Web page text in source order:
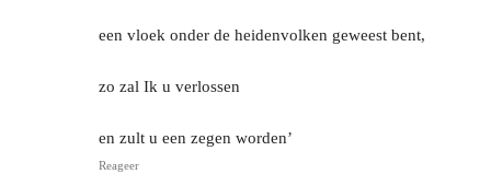
een vloek onder de heidenvolken geweest bent,
zo zal Ik u verlossen
en zult u een zegen worden’
Reageer